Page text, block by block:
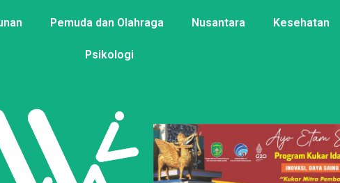
Pemuda dan Olahraga Nusantara Kesehatan
Psikologi